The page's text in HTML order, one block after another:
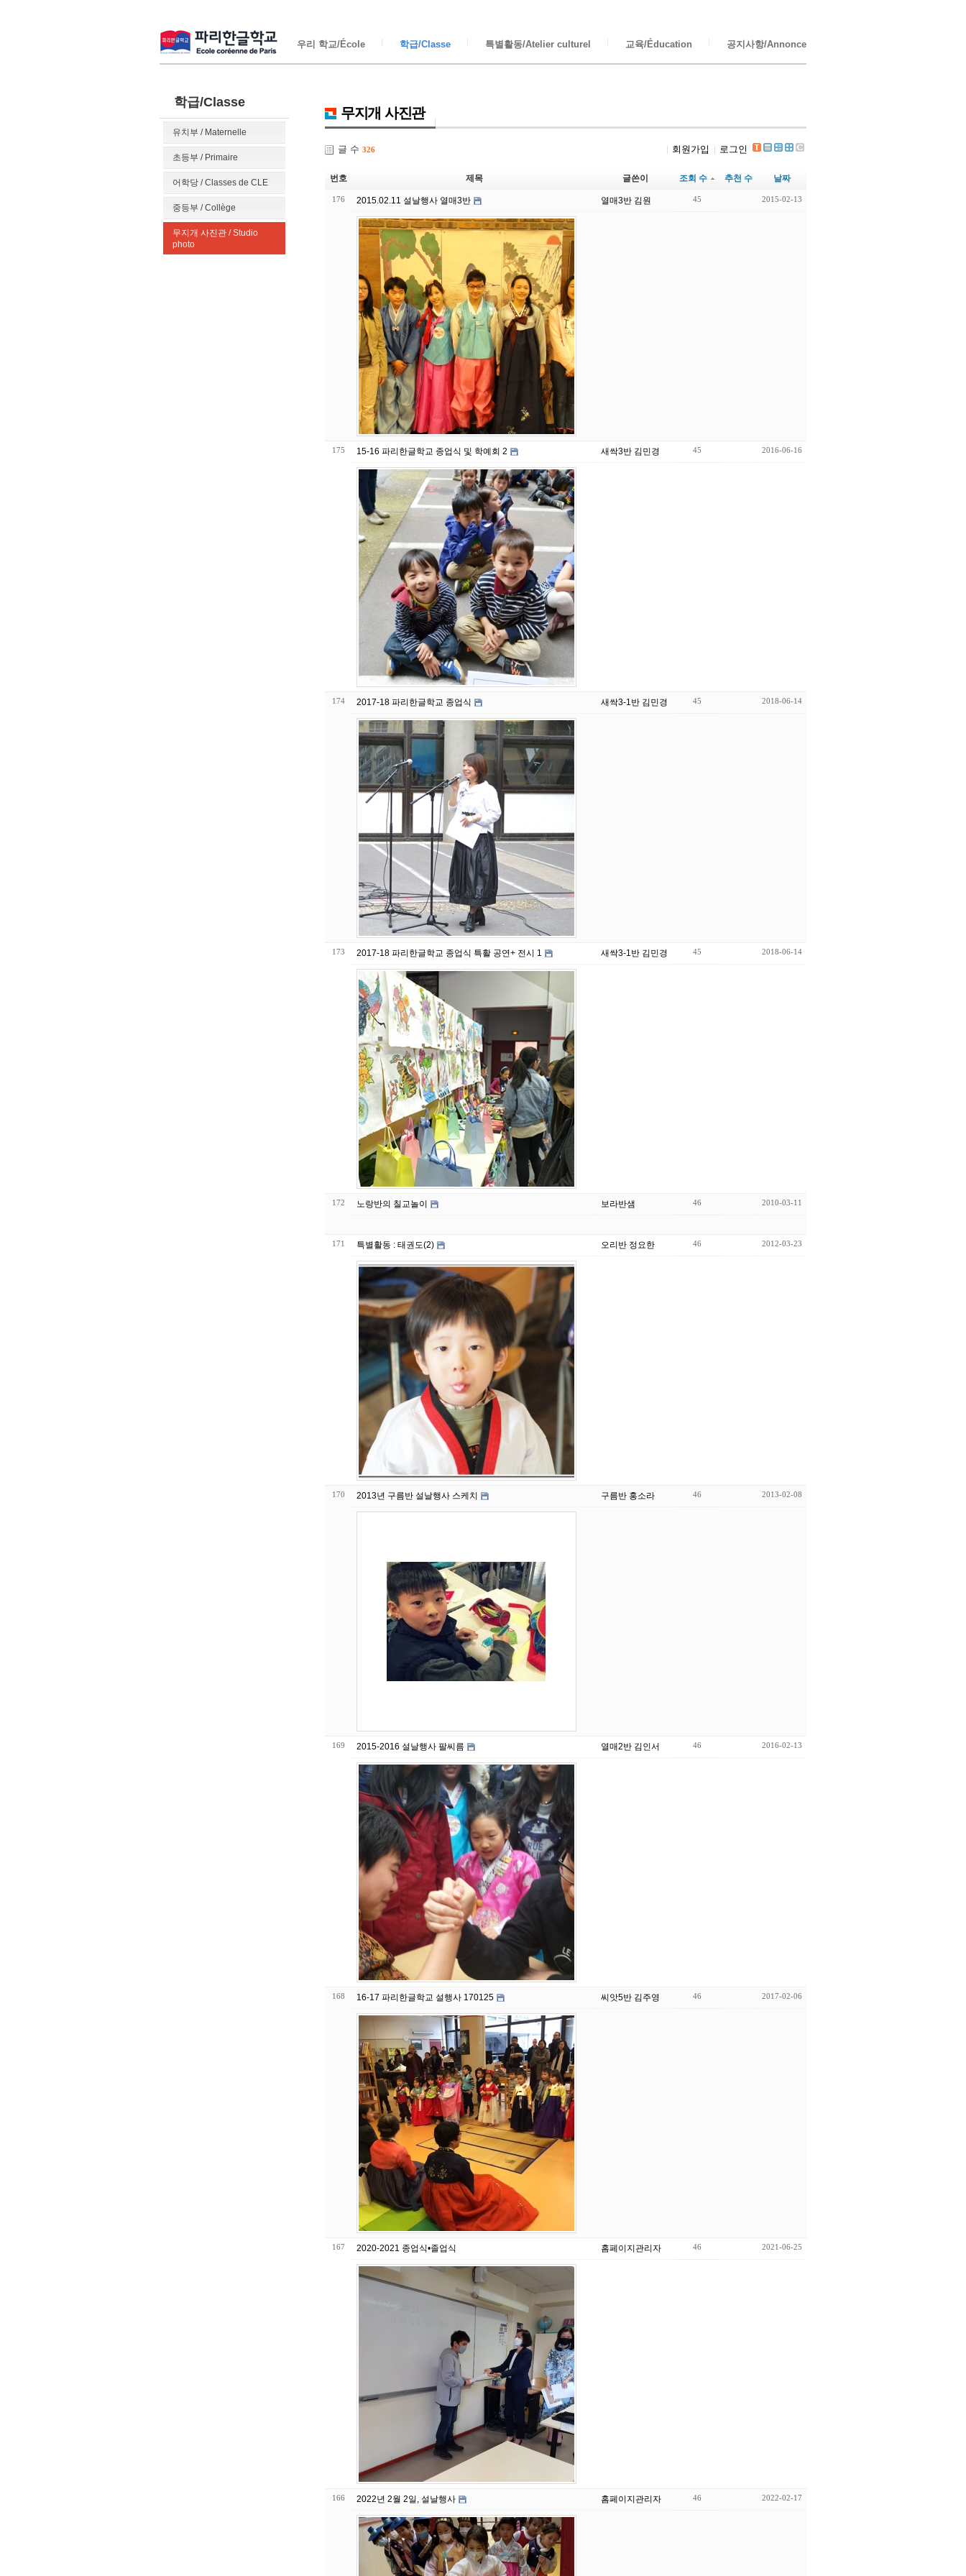
우리 학교/École 학급/Classe 특별활동/Atelier culturel 교육/Éducation 공지사항/Annonce
학급/Classe
유치부 / Maternelle
초등부 / Primaire
어학당 / Classes de CLE
중등부 / Collège
무지개 사진관 / Studio
photo
무지개 사진관
글 수 326 회원가입 로그인
번호 제목 글쓴이 조회 수 추천 수 날짜
176 2015.02.11 설날행사 열매3반 열매3반 김원 45 2015-02-13
175 15-16 파리한글학교 종업식 및 학예회 2 새싹3반 김민경 45 2016-06-16
174 2017-18 파리한글학교 종업식 새싹3-1반 김민경 45 2018-06-14
173 2017-18 파리한글학교 종업식 특활 공연+ 전시 1 새싹3-1반 김민경 45 2018-06-14
172 노랑반의 칠교놀이 보라반샘 46 2010-03-11
171 특별활동 : 태권도(2) 오리반 정요한 46 2012-03-23
170 2013년 구름반 설날행사 스케치 구름반 홍소라 46 2013-02-08
169 2015-2016 설날행사 팔씨름 열매2반 김인서 46 2016-02-13
168 16-17 파리한글학교 설행사 170125 씨앗5반 김주영 46 2017-02-06
167 2020-2021 종업식•졸업식 홈페이지관리자 46 2021-06-25
166 2022년 2월 2일, 설날행사 홈페이지관리자 46 2022-02-17